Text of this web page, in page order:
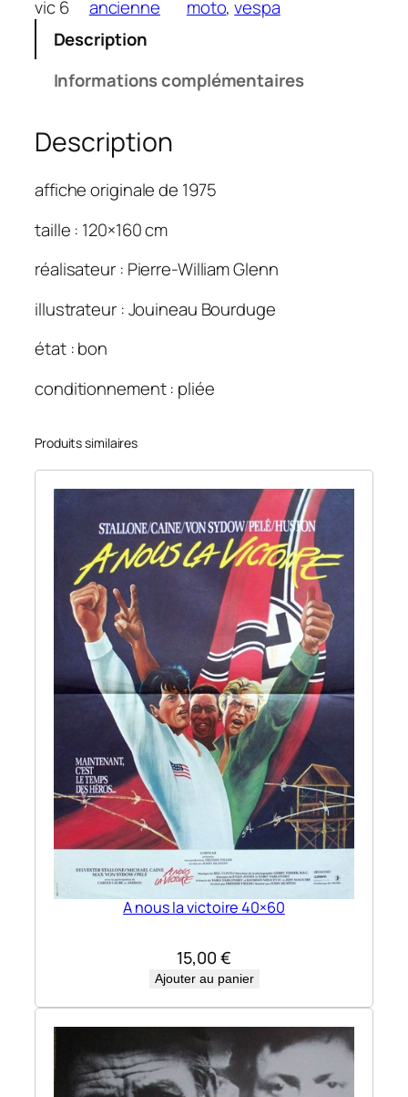
i
C
h
e
v
a
d
f
e
.
2
0
×
vic 6
ancienne
moto, vespa
Description
Informations complémentaires
Description
affiche originale de 1975
taille : 120×160 cm
réalisateur : Pierre-William Glenn
illustrateur : Jouineau Bourduge
état : bon
conditionnement : pliée
Produits similaires
A nous la victoire 40×60
15,00 €
Ajouter au panier